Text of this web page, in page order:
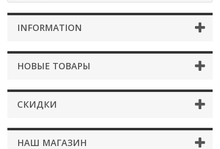
INFORMATION
НОВЫЕ ТОВАРЫ
СКИДКИ
НАШ МАГАЗИН